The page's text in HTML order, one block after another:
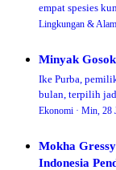
empat spesies
satunya dinamai
Lingkungan & Alam
Minyak
Ike Purba,
bulan, terpilih
dan membawa
Ekonomi · Min, 28
Mokha
Indonesia